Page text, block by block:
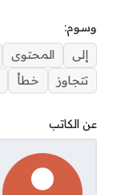
وسوم:
إلى
المحتوى
تتجاوز
خطأ
عن الكاتب